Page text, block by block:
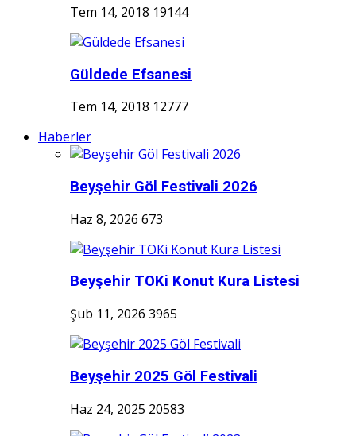
Tem 14, 2018 19144
Güldede Efsanesi
Tem 14, 2018 12777
Haberler
Beyşehir Göl Festivali 2026
Haz 8, 2026 673
Beyşehir TOKi Konut Kura Listesi
Şub 11, 2026 3965
Beyşehir 2025 Göl Festivali
Haz 24, 2025 20583